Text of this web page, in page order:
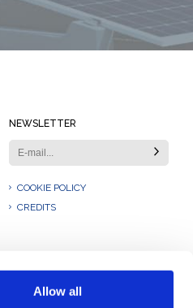
Allow all
bleiben
NEWSLETTER
COOKIE POLICY
CREDITS